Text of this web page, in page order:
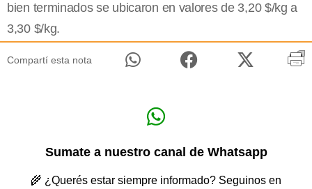
bien terminados se ubicaron en valores de 3,20 $/kg a
3,30 $/kg.
Compartí esta nota
Sumate a nuestro canal de Whatsapp
🌾 ¿Querés estar siempre informado? Seguinos en